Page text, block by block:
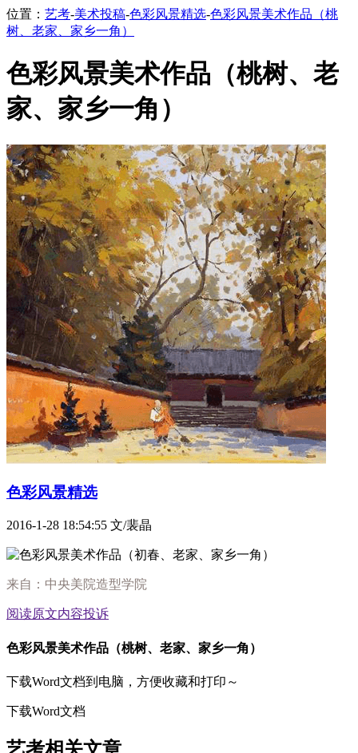
位置： 艺考-美术投稿-色彩风景精选-色彩风景美术作品（桃
树、老家、家乡一角）
色彩风景美术作品（桃树、老
家、家乡一角）
色彩风景精选
2016-1-28 18:54:55 文/裴晶
来自：中央美院造型学院
阅读原文内容投诉
色彩风景美术作品（桃树、老家、家乡一角）
下载Word文档到电脑，方便收藏和打印～
下载Word文档
艺考相关文章